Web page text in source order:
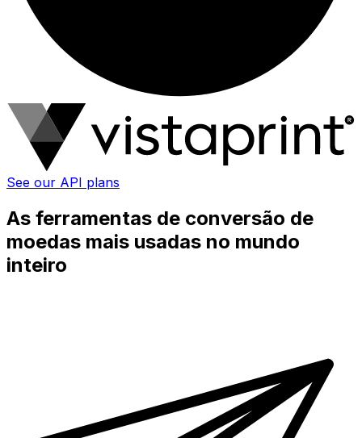
See our API plans
As ferramentas de conversão de
moedas mais usadas no mundo
inteiro